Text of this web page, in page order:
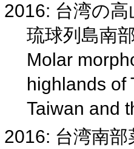
2016: 台湾の
琉球列島南
Molar
highlands of
Taiwan and
2016: 台湾南